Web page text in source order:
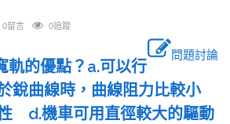
0留言 0追蹤
問題討論
軌的優點？a.可以行
銳曲線時，曲線阻力比較小
d.機車可用直徑較大的驅動